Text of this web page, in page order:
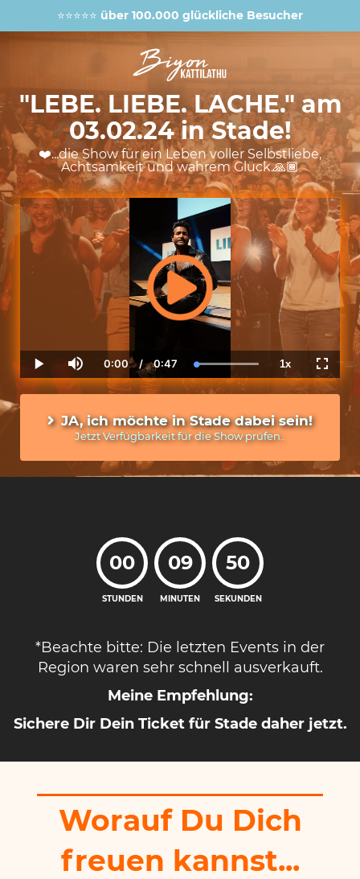
⭐⭐⭐⭐⭐ über 100.000 glückliche Besucher
"LEBE. LIEBE. LACHE." am
03.02.24 in Stade!
❤️...die Show für ein Leben voller Selbstliebe,
Achtsamkeit und wahrem Glück.🙏🏾
Play Mute
Current
Time
0:00 / Duration
0:47 Loaded
100.00%
1xPlayback
Rate
JA, ich möchte in Stade dabei sein!
Jetzt Verfügbarkeit für die Show prüfen..
00
STUNDEN
09
MINUTEN
49
SEKUNDEN
*Beachte bitte: Die letzten Events in der
Region waren sehr schnell ausverkauft.
Meine Empfehlung:
Sichere Dir Dein Ticket für Stadedaher jetzt.
Worauf Du Dich
freuen kannst...